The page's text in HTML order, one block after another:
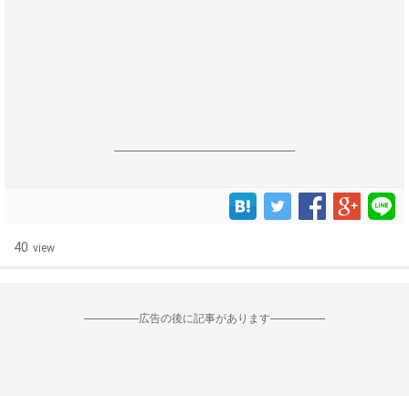
------------------------------------------------------------------
40 view
--------------------広告の後に記事があります--------------------